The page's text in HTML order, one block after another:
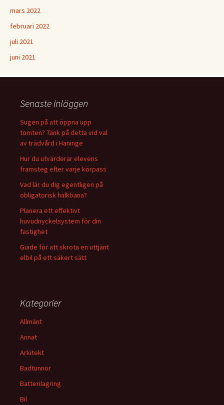
mars 2022
februari 2022
juli 2021
juni 2021
Senaste inläggen
Sugen på att öppna upp
tomten? Tänk på detta vid val
av trädvård i Haninge
Hur du utvärderar elevens
framsteg efter varje körpass
Vad lär du dig egentligen på
obligatorisk halkbana?
Planera ett effektivt
huvudnyckelsystem för din
fastighet
Guide för att skrota en uttjänt
elbil på ett säkert sätt
Kategorier
Allmänt
Annat
Arkitekt
Badtunnor
Batterilagring
Bil